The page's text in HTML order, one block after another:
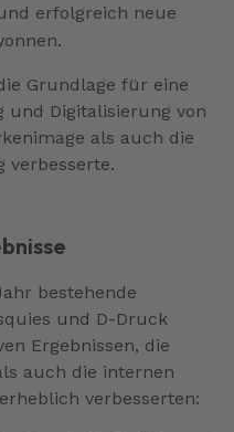
erfolgreich neue
Grundlage für eine
Digitalisierung von
als auch die
verbesserte.
bestehende
und D-Druck
Ergebnissen, die
auch die internen
verbesserten: